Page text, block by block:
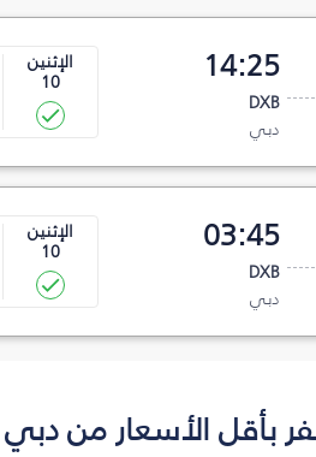
14:25
DXB
دبي
الإثنين
10
03:45
DXB
دبي
الإثنين
10
بأقل الأسعار من